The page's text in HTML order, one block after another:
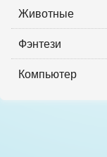
Животные
Фэнтези
Компьютер